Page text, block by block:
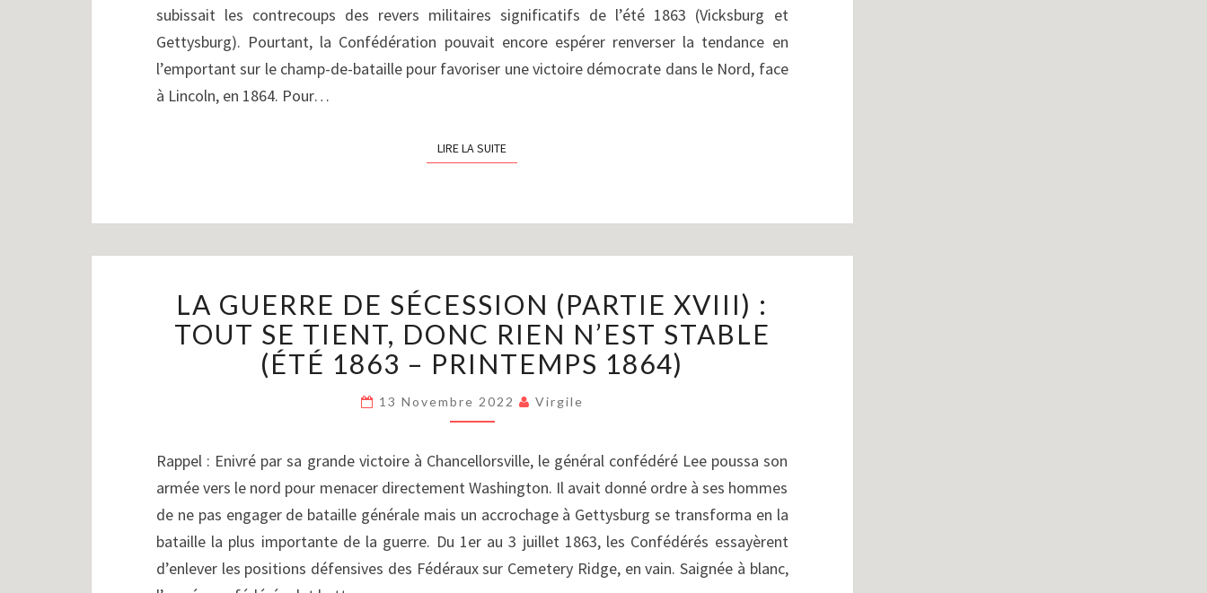
PETERSBURG,
LES
FRONTS
subissait les contrecoups des revers militaires significatifs de l’été 1863 (Vicksburg et
Gettysburg). Pourtant, la Confédération pouvait encore espérer renverser la tendance en
l’emportant sur le champ-de-bataille pour favoriser une victoire démocrate dans le Nord, face
à Lincoln, en 1864. Pour…
LIRE LA SUITELIRE LA SUITE
GUERRE
DE
SÉCESSION
(PARTIE
XVIII)
:
SE
TIENT,
N’EST
STABLE
LA GUERRE DE SÉCESSION (PARTIE XVIII) :
TOUT SE TIENT, DONC RIEN N’EST STABLE
(ÉTÉ 1863 – PRINTEMPS 1864)
13 Novembre 2022 Virgile
Rappel : Enivré par sa grande victoire à Chancellorsville, le général confédéré Lee poussa son
armée vers le nord pour menacer directement Washington. Il avait donné ordre à ses hommes
de ne pas engager de bataille générale mais un accrochage à Gettysburg se transforma en la
bataille la plus importante de la guerre. Du 1er au 3 juillet 1863, les Confédérés essayèrent
d’enlever les positions défensives des Fédéraux sur Cemetery Ridge, en vain. Saignée à blanc,